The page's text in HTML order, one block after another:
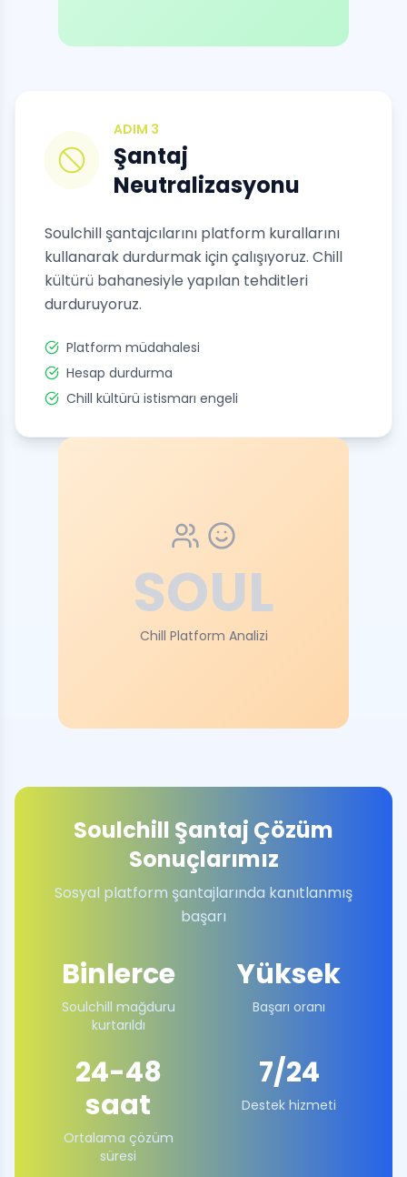
ADIM 3
Şantaj
Neutralizasyonu
Soulchill şantajcılarını platform kurallarını
kullanarak durdurmak için çalışıyoruz. Chill
kültürü bahanesiyle yapılan tehditleri
durduruyoruz.
Platform müdahalesi
Hesap durdurma
Chill kültürü istismarı engeli
SOUL
Chill Platform Analizi
Soulchill Şantaj Çözüm
Sonuçlarımız
Sosyal platform şantajlarında kanıtlanmış
başarı
Binlerce
Soulchill mağduru
kurtarıldı
Yüksek
Başarı oranı
24-48
saat
Ortalama çözüm
süresi
7/24
Destek hizmeti